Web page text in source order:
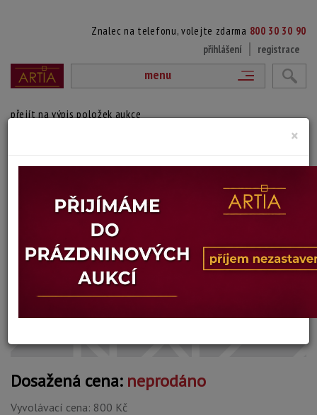
Znalec na telefonu, volejte zdarma 800 30 30 90
přihlášení
registrace
menu
přejít na výpis položek aukce
161. BOREŠNICE
(1860 Praha - 1918 Praha)
Datováno vpravo dole, místopisné určení, přisouzeno autorovi.
Technika: kresba, datace: 1909
Šířka: 24,5 cm, výška: 15,5 cm, rámování: volný list
Stav: mírně poškozeno
Dosažená cena: neprodáno
Vyvolávací cena: 800 Kč
×